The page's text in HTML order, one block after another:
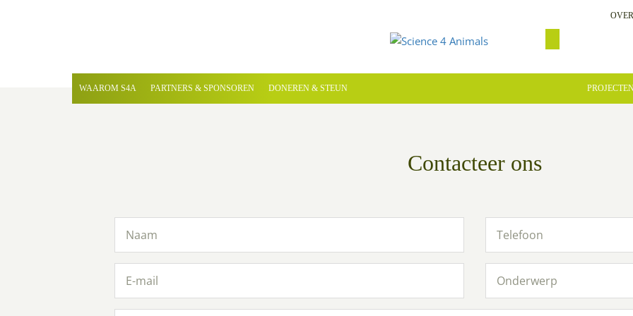
WAAROM S4A PARTNERS & SPONSOREN DONEREN & STEUN
Contacteer ons